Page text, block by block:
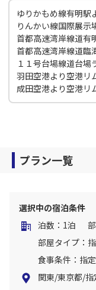
ゆりかもめ線有明駅
りんかい線国際展示
首都高速湾岸線道有
首都高速湾岸線道臨
１１号台場線道台
羽田空港より空港リ
成田空港より空港リ
プラン一覧
選択中の宿泊条件
泊数：1泊
部屋タイプ：
食事条件：指
関東/東京都/